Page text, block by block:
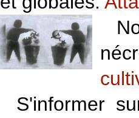
S'informer